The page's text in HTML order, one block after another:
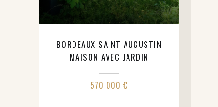
BORDEAUX SAINT AUGUSTIN
MAISON AVEC JARDIN
570 000 €